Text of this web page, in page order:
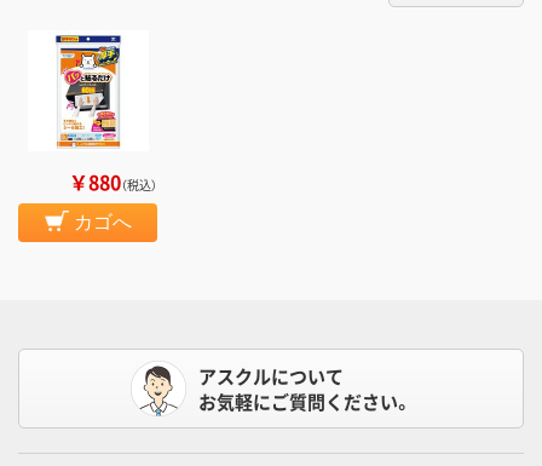
￥880（税込）
カゴへ
アスクルについて
お気軽にご質問ください。